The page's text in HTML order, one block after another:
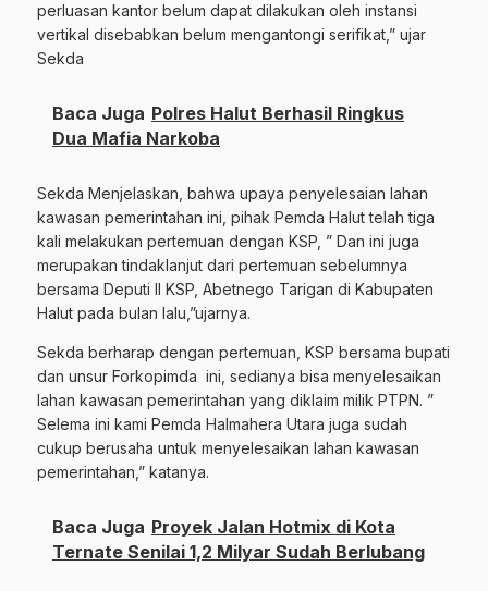
perluasan kantor belum dapat dilakukan oleh instansi
vertikal disebabkan belum mengantongi serifikat,” ujar
Sekda
Baca Juga Polres Halut Berhasil Ringkus
Dua Mafia Narkoba
Sekda Menjelaskan, bahwa upaya penyelesaian lahan
kawasan pemerintahan ini, pihak Pemda Halut telah tiga
kali melakukan pertemuan dengan KSP, ” Dan ini juga
merupakan tindaklanjut dari pertemuan sebelumnya
bersama Deputi II KSP, Abetnego Tarigan di Kabupaten
Halut pada bulan lalu,”ujarnya.
Sekda berharap dengan pertemuan, KSP bersama bupati
dan unsur Forkopimda ini, sedianya bisa menyelesaikan
lahan kawasan pemerintahan yang diklaim milik PTPN. ”
Selema ini kami Pemda Halmahera Utara juga sudah
cukup berusaha untuk menyelesaikan lahan kawasan
pemerintahan,” katanya.
Baca Juga Proyek Jalan Hotmix di Kota
Ternate Senilai 1,2 Milyar Sudah Berlubang